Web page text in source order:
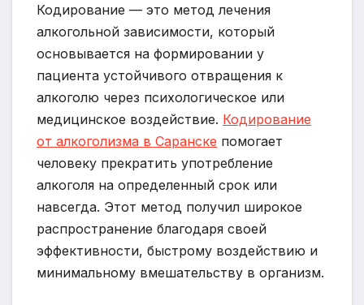
Кодирование — это метод лечения
алкогольной зависимости, который
основывается на формировании у
пациента устойчивого отвращения к
алкоголю через психологическое или
медицинское воздействие. Кодирование
от алкоголизма в Саранске помогает
человеку прекратить употребление
алкоголя на определенный срок или
навсегда. Этот метод получил широкое
распространение благодаря своей
эффективности, быстрому воздействию и
минимальному вмешательству в организм.